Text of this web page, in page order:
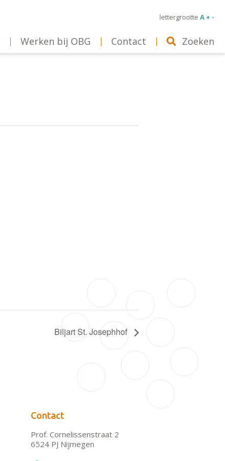
Biljart St. Josephhof
Contact
Prof. Cornelissenstraat 2
6524 PJ Nijmegen
lettergrootte A + -
Werken bij OBG Contact Zoeken